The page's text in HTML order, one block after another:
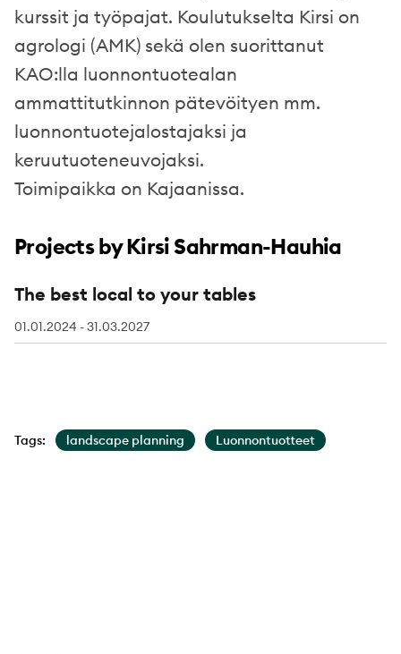
kurssit ja työpajat. Koulutukselta Kirsi on
agrologi (AMK) sekä olen suorittanut
KAO:lla luonnontuotealan
ammattitutkinnon pätevöityen mm.
luonnontuotejalostajaksi ja
keruutuoteneuvojaksi.
Toimipaikka on Kajaanissa.
Projects by Kirsi Sahrman-Hauhia
The best local to your tables
01.01.2024 - 31.03.2027
Tags: landscape planning Luonnontuotteet